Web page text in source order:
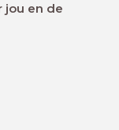
jou en de